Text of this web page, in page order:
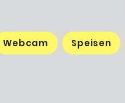
Webcam Speisen